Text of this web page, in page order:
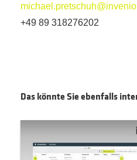
+49 89 318276202
Das könnte Sie ebenfalls